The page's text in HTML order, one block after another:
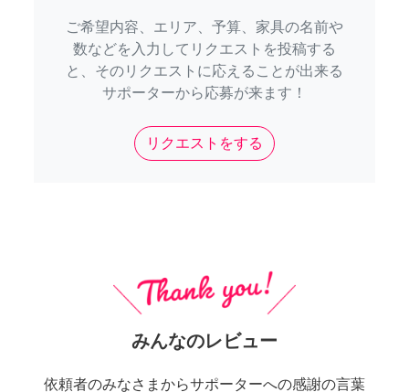
ご希望内容、エリア、予算、家具の名前や
数などを入力してリクエストを投稿する
と、そのリクエストに応えることが出来る
サポーターから応募が来ます！
リクエストをする
みんなのレビュー
依頼者のみなさまからサポーターへの感謝の言葉